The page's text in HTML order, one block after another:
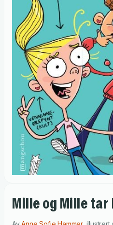
Mille og Mille tar